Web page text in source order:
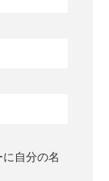
自分の名